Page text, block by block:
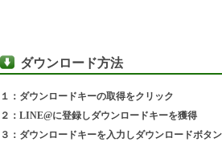
ダウンロード方法
１：ダウンロードキーの取得をクリック
２：LINE@に登録しダウンロードキーを獲得
３：ダウンロードキーを入力しダウンロードボタ